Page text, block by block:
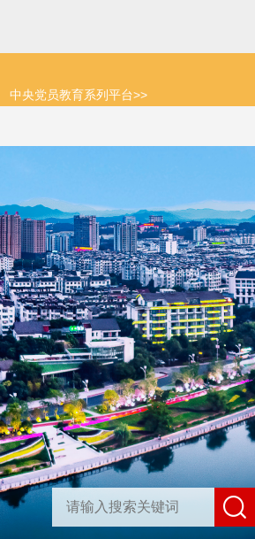
中央党员教育系列平台>>